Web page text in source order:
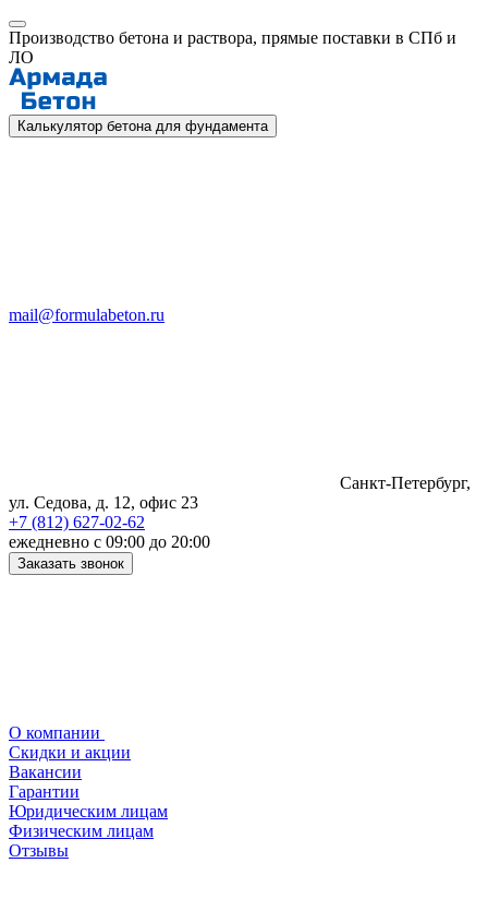
Производство бетона и раствора, прямые поставки в СПб и
ЛО
Калькулятор бетона для фундамента
mail@formulabeton.ru
Санкт-Петербург,
ул. Седова, д. 12, офис 23
+7 (812) 627-02-62
ежедневно с 09:00 до 20:00
Заказать звонок
О компании
Скидки и акции
Вакансии
Гарантии
Юридическим лицам
Физическим лицам
Отзывы